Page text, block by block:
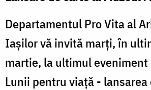
Departamentul Pro Vita al
Iașilor vă invită marți, în
martie, la ultimul
Lunii pentru viață - lansarea